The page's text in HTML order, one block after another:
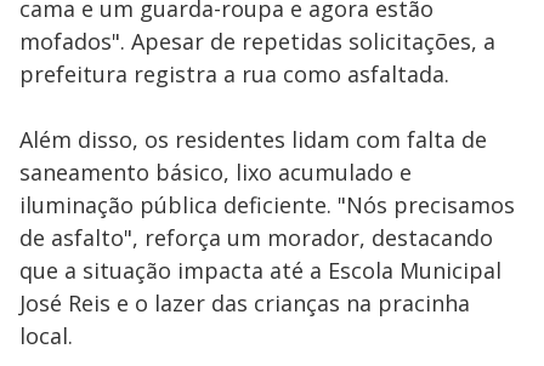
cama e um guarda-roupa e agora estão
mofados". Apesar de repetidas solicitações, a
prefeitura registra a rua como asfaltada.
Além disso, os residentes lidam com falta de
saneamento básico, lixo acumulado e
iluminação pública deficiente. "Nós precisamos
de asfalto", reforça um morador, destacando
que a situação impacta até a Escola Municipal
José Reis e o lazer das crianças na pracinha
local.